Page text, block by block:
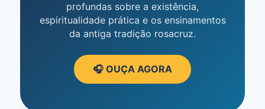
profundas sobre a existência,
espiritualidade prática e os ensinamentos
da antiga tradição rosacruz.
🎧 OUÇA AGORA